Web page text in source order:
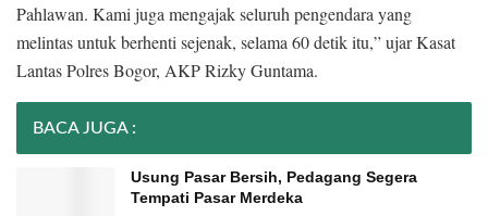
Pahlawan. Kami juga mengajak seluruh pengendara yang
melintas untuk berhenti sejenak, selama 60 detik itu,” ujar Kasat
Lantas Polres Bogor, AKP Rizky Guntama.
BACA JUGA :
Usung Pasar Bersih, Pedagang Segera
Tempati Pasar Merdeka